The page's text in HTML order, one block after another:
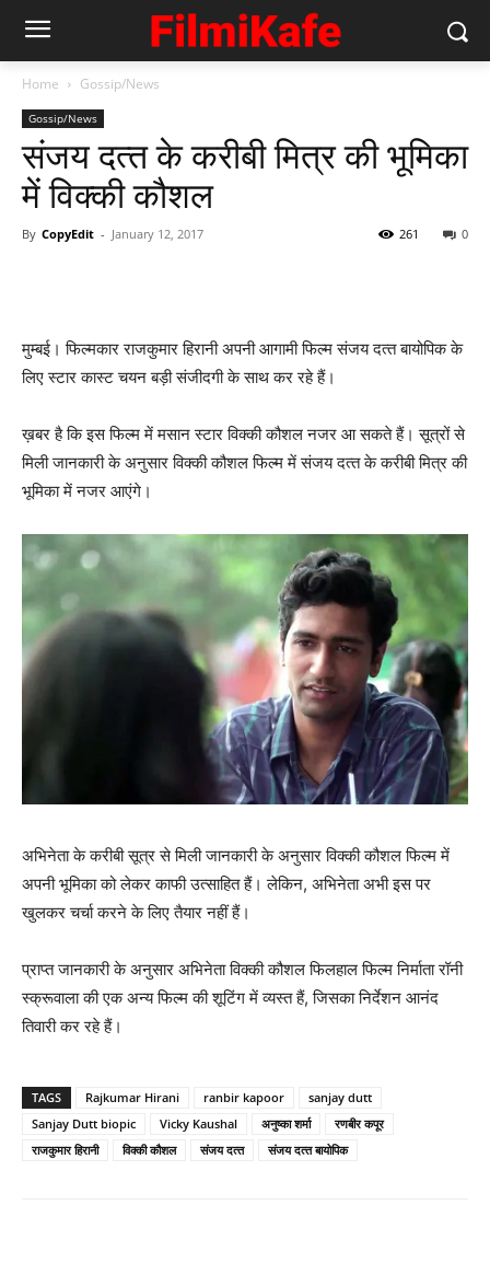
Home Gossip/News
Gossip/News
संजय दत्‍त के करीबी मित्र की भूमिका
में विक्‍की कौशल
By CopyEdit - January 12, 2017 0
261
मुम्‍बई। फिल्‍मकार राजकुमार हिरानी अपनी आगामी फिल्‍म संजय दत्‍त बायोपिक के
लिए स्‍टार कास्‍ट चयन बड़ी संजीदगी के साथ कर रहे हैं।
ख़बर है कि इस फिल्‍म में मसान स्‍टार विक्‍की कौशल नजर आ सकते हैं। सूत्रों से
मिली जानकारी के अनुसार विक्‍की कौशल फिल्‍म में संजय दत्‍त के करीबी मित्र की
भूमिका में नजर आएंगे।
अभिनेता के करीबी सूत्र से मिली जानकारी के अनुसार विक्‍की कौशल फिल्‍म में
अपनी भूमिका को लेकर काफी उत्‍साहित हैं। लेकिन, अभिनेता अभी इस पर
खुलकर चर्चा करने के लिए तैयार नहीं हैं।
प्राप्‍त जानकारी के अनुसार अभिनेता विक्‍की कौशल फिलहाल फिल्‍म निर्माता रॉनी
स्‍क्रूवाला की एक अन्‍य फिल्‍म की शूटिंग में व्‍यस्‍त हैं, जिसका निर्देशन आनंद
तिवारी कर रहे हैं।
TAGS Rajkumar Hirani ranbir kapoor
sanjay dutt
Sanjay Dutt biopic
Vicky Kaushal अनुष्‍का शर्मा
रणबीर कपूर
राजकुमार हिरानी
विक्‍की कौशल संजय दत्‍त संजय दत्‍त बायोपिक